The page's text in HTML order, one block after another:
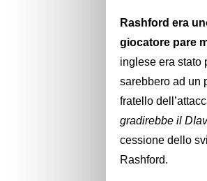
Rashford era
giocatore pare
inglese era stato
sarebbero ad un
fratello
gradirebbe il
cessione dello
Rashford.